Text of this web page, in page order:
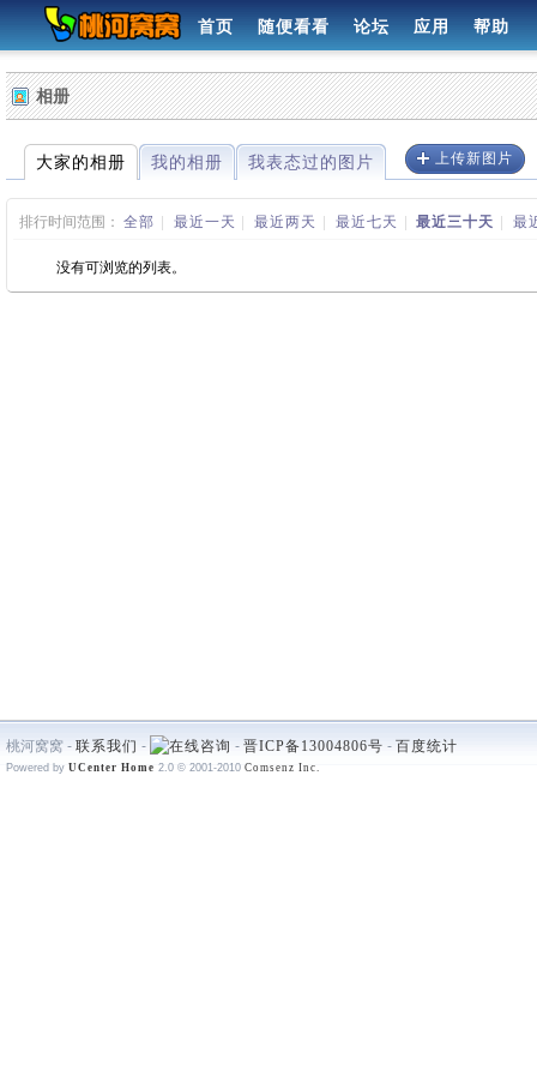
首页 随便看看 论坛 应用 帮助
相册
大家的相册 我的相册 我表态过的图片 上传新图片
排行时间范围： 全部 最近一天 最近两天 最近七天 最近三十天 最
没有可浏览的列表。
桃河窝窝 - 联系我们 - - 晋ICP备13004806号 - 百度统计
Powered by UCenter Home 2.0 © 2001-2010 Comsenz Inc.